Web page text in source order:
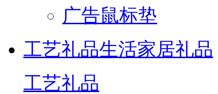
广告鼠标垫
工艺礼品生活家居礼品
工艺礼品